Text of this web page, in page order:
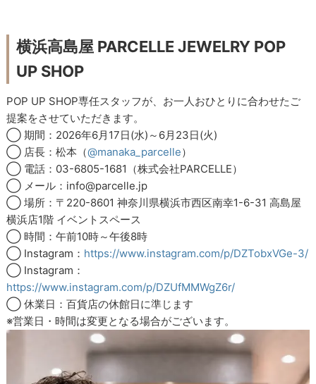
横浜高島屋 PARCELLE JEWELRY POP
UP SHOP
POP UP SHOP専任スタッフが、お一人おひとりに合わせたご
提案をさせていただきます。
◯ 期間：2026年6月17日(水)～6月23日(火)
◯ 店長：松本（@manaka_parcelle）
◯ 電話：03-6805-1681（株式会社PARCELLE）
◯ メール：info@parcelle.jp
◯ 場所：〒220-8601 神奈川県横浜市西区南幸1-6-31 高島屋
横浜店1階 イベントスペース
◯ 時間：午前10時～午後8時
◯ Instagram： https://www.instagram.com/p/DZTobxVGe-3/
◯ Instagram：
https://www.instagram.com/p/DZUfMMWgZ6r/
◯ 休業日：百貨店の休館日に準じます
※営業日・時間は変更となる場合がございます。